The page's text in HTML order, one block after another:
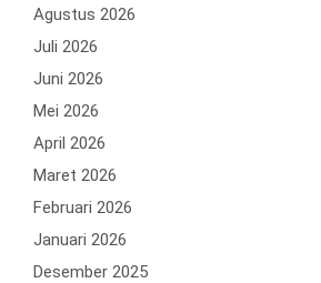
Agustus 2026
Juli 2026
Juni 2026
Mei 2026
April 2026
Maret 2026
Februari 2026
Januari 2026
Desember 2025